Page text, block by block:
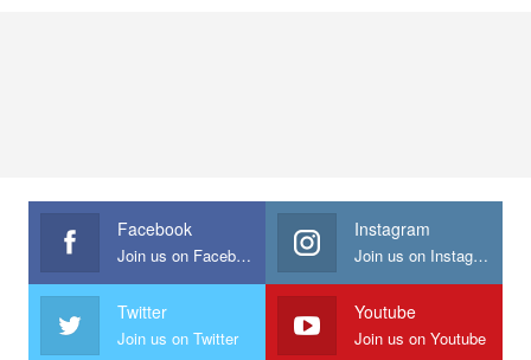
Facebook
Join us on Facebook
Instagram
Join us on Instagram
Twitter
Join us on Twitter
Youtube
Join us on Youtube